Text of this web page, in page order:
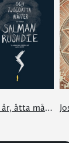
Två år, åtta månader och tjugoåtta nätter